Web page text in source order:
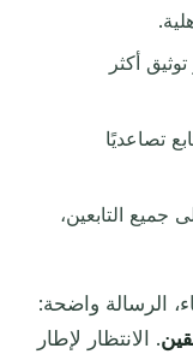
أكثر
تصاعديًا
التابعين،
الرسالة واضحة:
. الانتظار لإطار